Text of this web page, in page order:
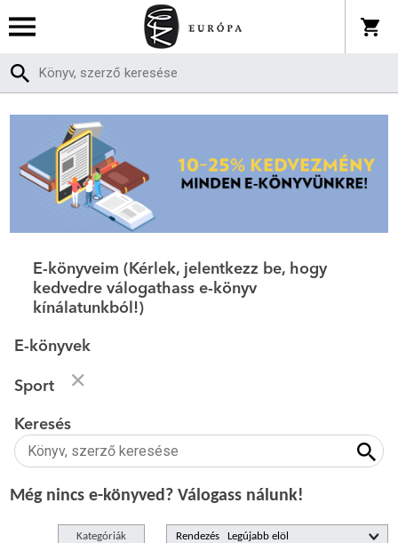
E-könyveim (Kérlek, jelentkezz be, hogy
kedvedre válogathass e-könyv
kínálatunkból!)
E-könyvek
Sport
Keresés
Még nincs e-könyved? Válogass nálunk!
Kategóriák Rendezés